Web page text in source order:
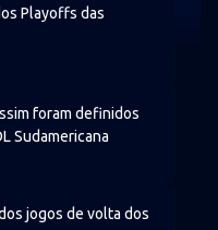
Playoffs das
foram definidos
Sudamericana
jogos de volta dos